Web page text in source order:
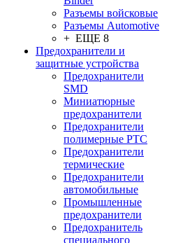
Разъемы войсковые
Разъeмы Automotive
+ ЕЩЕ 8
Предохранители и
защитные устройства
Предохранители
SMD
Миниатюрные
предохранители
Предохранители
полимерные PTC
Предохранители
термические
Предохранители
автомобильные
Промышленные
предохранители
Предохранитель
специального